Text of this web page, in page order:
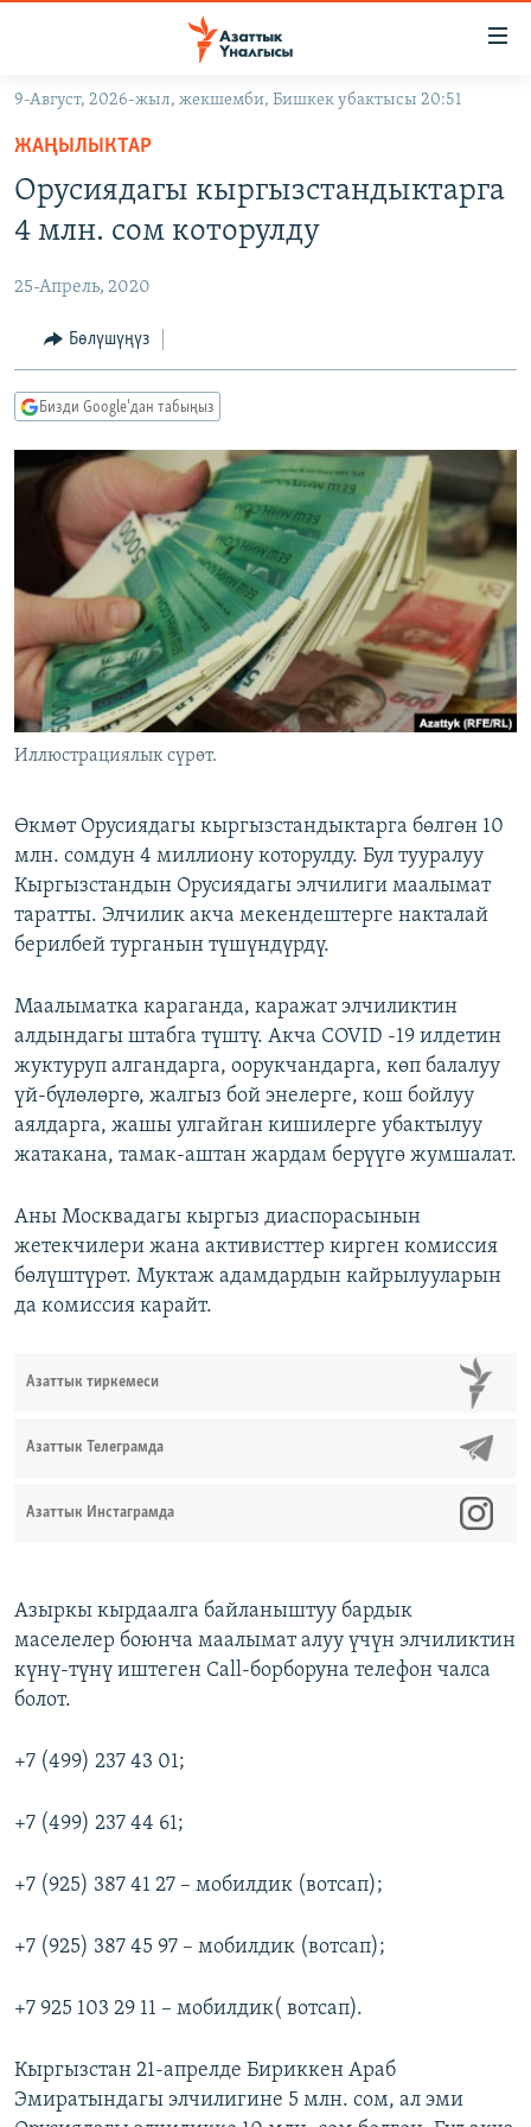
Навигацияга
өтүңүз
Издөөгө
салыңызКЫРГЫЗСТАН
ЭКОНОМИКА
МАДАНИЯТ
ДҮЙНӨ
БОРБОР АЗИЯ
АТАЙЫН ИЛИКТӨӨ
ТВ ПРОГРАММАЛАР
ЭКСПЕРТТЕР ТАЛДАЙТ
БИЗ ЖАНА ДҮЙНӨ
ЭЖЕ-СИҢДИЛЕР
АЗАТТЫК+
ЫҢГАЙСЫЗ СУРООЛОР
ӨЗГӨЧӨ ПИКИР
Русский
ОНЛАЙН ШЕРИНЕ
ЭЕ/АРнун бардык сайттары
9-Август, 2026-жыл, жекшемби, Бишкек убактысы 20:51
ЖАҢЫЛЫКТАР
Орусиядагы кыргызстандыктарга
4 млн. сом которулду
25-Апрель, 2020
Бөлүшүңүз
Бизди Google'дан табыңыз
Иллюстрациялык сүрөт.
Өкмөт Орусиядагы кыргызстандыктарга бөлгөн 10
млн. сомдун 4 миллиону которулду. Бул тууралуу
Кыргызстандын Орусиядагы элчилиги маалымат
таратты. Элчилик акча мекендештерге накталай
берилбей турганын түшүндүрдү.
Маалыматка караганда, каражат элчиликтин
алдындагы штабга түштү. Акча COVID -19 илдетин
жуктуруп алгандарга, оорукчандарга, көп балалуу
үй-бүлөлөргө, жалгыз бой энелерге, кош бойлуу
аялдарга, жашы улгайган кишилерге убактылуу
жатакана, тамак-аштан жардам берүүгө жумшалат.
Аны Москвадагы кыргыз диаспорасынын
жетекчилери жана активисттер кирген комиссия
бөлүштүрөт. Муктаж адамдардын кайрылууларын
да комиссия карайт.
Азаттык тиркемеси
Азаттык Телеграмда
Азаттык Инстаграмда
Азыркы кырдаалга байланыштуу бардык
маселелер боюнча маалымат алуу үчүн элчиликтин
күнү-түнү иштеген Call-борборуна телефон чалса
болот.
+7 (499) 237 43 01;
+7 (499) 237 44 61;
+7 (925) 387 41 27 – мобилдик (вотсап);
+7 (925) 387 45 97 – мобилдик (вотсап);
+7 925 103 29 11 – мобилдик( вотсап).
Кыргызстан 21-апрелде Бириккен Араб
Эмиратындагы элчилигине 5 млн. сом, ал эми